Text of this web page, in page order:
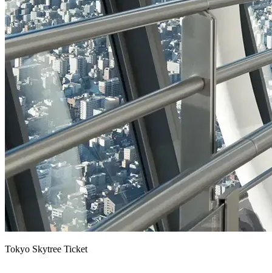
Tokyo Skytree Ticket